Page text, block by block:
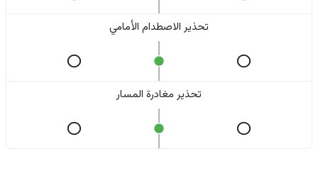
تحذير الاصطدام الأمامي
تحذير مغادرة المسار